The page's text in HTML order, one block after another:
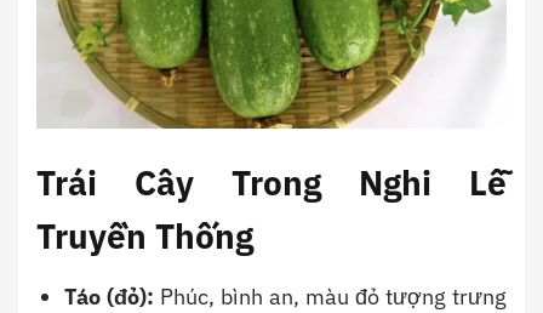
Trái Cây Trong Nghi Lễ
Truyền Thống
Táo (đỏ): Phúc, bình an, màu đỏ tượng trưng